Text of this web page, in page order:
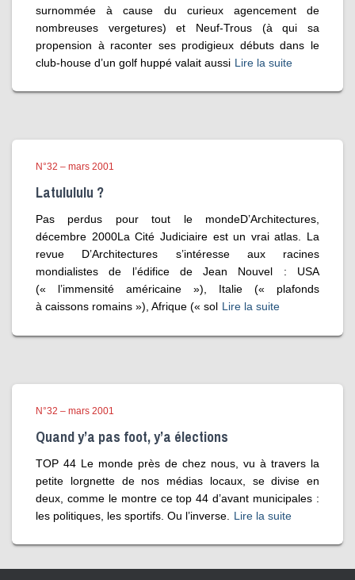
surnommée à cause du curieux agencement de
nombreuses vergetures) et Neuf-Trous (à qui sa
propension à raconter ses prodigieux débuts dans le
club-house d’un golf huppé valait aussi Lire la suite
N°32 – mars 2001
Latulululu ?
Pas perdus pour tout le mondeD’Architectures,
décembre 2000La Cité Judiciaire est un vrai atlas. La
revue D’Architectures s’intéresse aux racines
mondialistes de l’édifice de Jean Nouvel : USA
(« l’immensité américaine »), Italie (« plafonds
à caissons romains »), Afrique (« sol Lire la suite
N°32 – mars 2001
Quand y’a pas foot, y’a élections
TOP 44 Le monde près de chez nous, vu à travers la
petite lorgnette de nos médias locaux, se divise en
deux, comme le montre ce top 44 d’avant municipales :
les politiques, les sportifs. Ou l’inverse.
Lire la suite